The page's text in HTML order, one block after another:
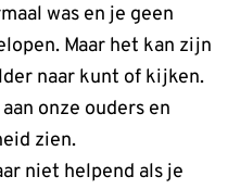
was en je geen
Maar het kan zijn
naar kunt of kijken.
onze ouders en
zien.
niet helpend als je